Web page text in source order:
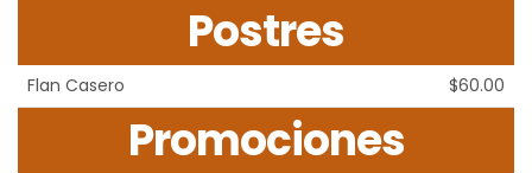
Postres
Flan Casero $60.00
Promociones